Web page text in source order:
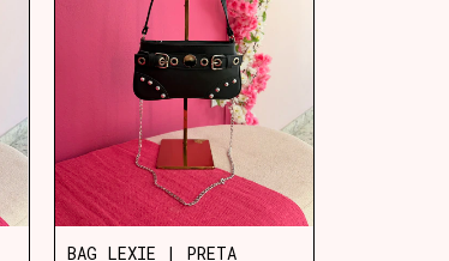
BAG LEXIE | PRETA